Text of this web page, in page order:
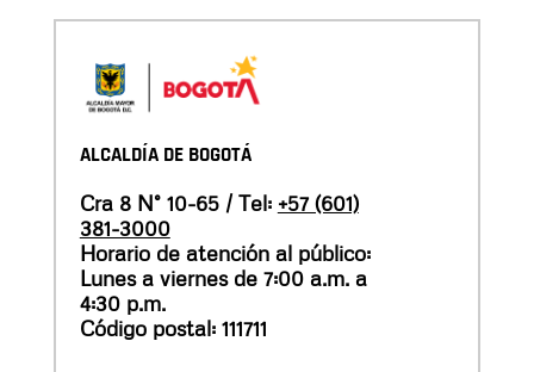
ALCALDÍA DE BOGOTÁ
Cra 8 N° 10-65 / Tel: +57 (601)
381-3000
Horario de atención al público:
Lunes a viernes de 7:00 a.m. a
4:30 p.m.
Código postal: 111711